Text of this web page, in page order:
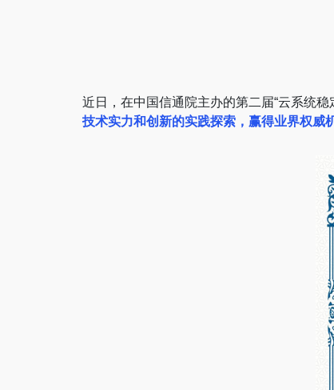
近日，在中国信通院主办的第二届“云系统稳
技术实力和创新的实践探索，赢得业界权威